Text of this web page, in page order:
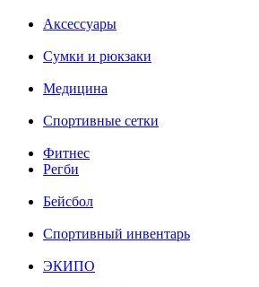
Аксессуары
Сумки и рюкзаки
Медицина
Спортивные сетки
Фитнес
Регби
Бейсбол
Спортивный инвентарь
ЭКИПО